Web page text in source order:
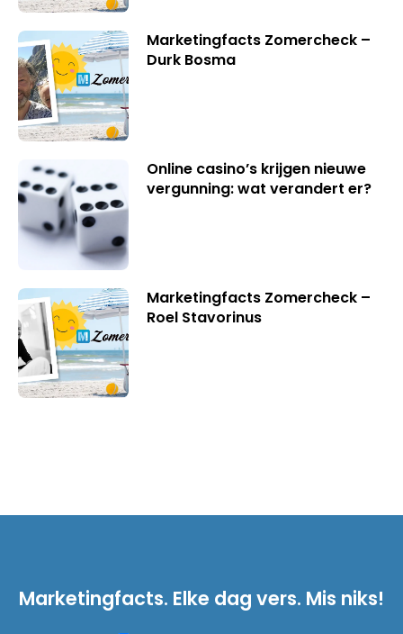
Marketingfacts Zomercheck –
Durk Bosma
Online casino’s krijgen nieuwe
vergunning: wat verandert er?
Marketingfacts Zomercheck –
Roel Stavorinus
Marketingfacts. Elke dag vers. Mis niks!